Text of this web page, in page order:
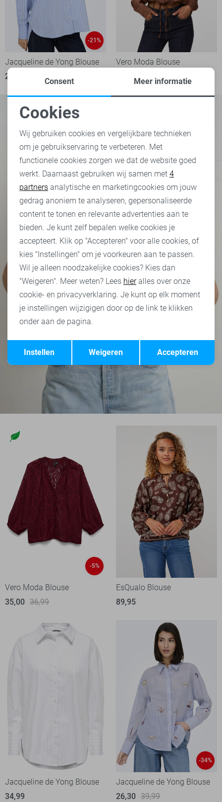
-21%
Jacqueline de Yong Blouse
27,80
34,99
Vero Moda Blouse
44,99
-5%
Vero Moda Blouse
35,00 36,99
EsQualo Blouse
89,95
Jacqueline de Yong Blouse
34,99
-34%
Jacqueline de Yong Blouse
26,30 39,99
Noodzakelijke cookies
Personalisatie cookies
Analytische cookies
Marketing cookies
Terug Opslaan
Consent Meer informatie
Cookies
Wij gebruiken cookies en vergelijkbare technieken
om je gebruikservaring te verbeteren. Met
functionele cookies zorgen we dat de website goed
werkt. Daarnaast gebruiken wij samen met 4
partners analytische en marketingcookies om jouw
gedrag anoniem te analyseren, gepersonaliseerde
content te tonen en relevante advertenties aan te
bieden. Je kunt zelf bepalen welke cookies je
accepteert. Klik op "Accepteren" voor alle cookies, of
kies "Instellingen" om je voorkeuren aan te passen.
Wil je alleen noodzakelijke cookies? Kies dan
"Weigeren". Meer weten? Lees hieralles over onze
cookie- en privacyverklaring. Je kunt op elk moment
je instellingen wijzigigen door op de link te klikken
onder aan de pagina.
Accepteren
Weigeren
Instellen